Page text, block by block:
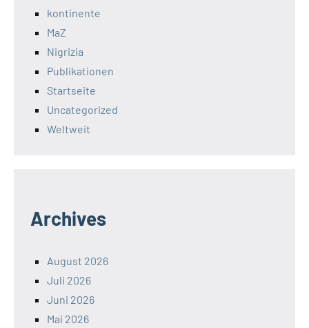
kontinente
MaZ
Nigrizia
Publikationen
Startseite
Uncategorized
Weltweit
Archives
August 2026
Juli 2026
Juni 2026
Mai 2026